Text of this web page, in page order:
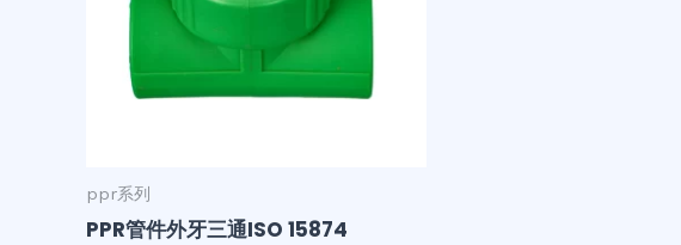
ppr系列
PPR管件外牙三通ISO 15874